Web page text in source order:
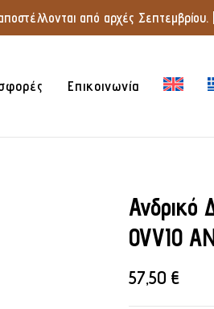
από αρχές
Επικοινωνία
Ανδρικό
OVVIO
57,50€